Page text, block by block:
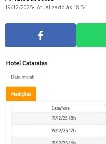
19/12/2025 Atualizado às 18:54